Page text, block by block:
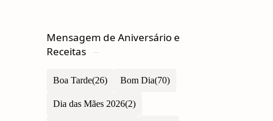
Mensagem de Aniversário e
Receitas
Boa Tarde Bom Dia
Dia das Mães 2026